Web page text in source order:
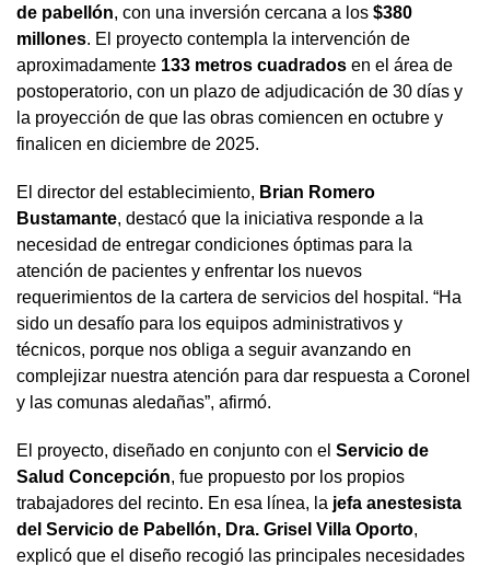
de pabellón, con una inversión cercana a los $380
millones. El proyecto contempla la intervención de
aproximadamente 133 metros cuadrados en el área de
postoperatorio, con un plazo de adjudicación de 30 días y
la proyección de que las obras comiencen en octubre y
finalicen en diciembre de 2025.
El director del establecimiento, Brian Romero
Bustamante, destacó que la iniciativa responde a la
necesidad de entregar condiciones óptimas para la
atención de pacientes y enfrentar los nuevos
requerimientos de la cartera de servicios del hospital. “Ha
sido un desafío para los equipos administrativos y
técnicos, porque nos obliga a seguir avanzando en
complejizar nuestra atención para dar respuesta a Coronel
y las comunas aledañas”, afirmó.
El proyecto, diseñado en conjunto con el Servicio de
Salud Concepción, fue propuesto por los propios
trabajadores del recinto. En esa línea, la jefa anestesista
del Servicio de Pabellón, Dra. Grisel Villa Oporto,
explicó que el diseño recogió las principales necesidades